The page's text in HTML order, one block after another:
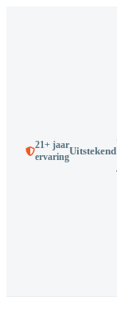
21+ jaar
ervaringUitstekend